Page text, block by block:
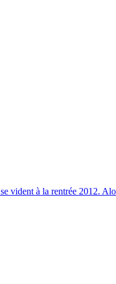
à la rentrée 2012.